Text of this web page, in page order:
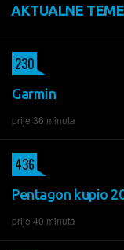
AKTUALNE
Garmin
prije 36 minuta
230
Pentagon kupio
prije 40 minuta
436